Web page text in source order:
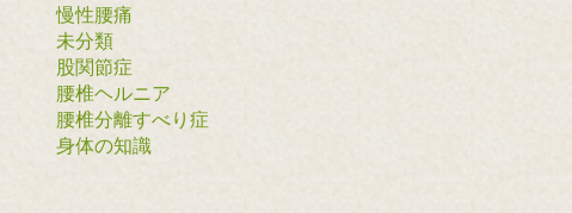
慢性腰痛
未分類
股関節症
腰椎ヘルニア
腰椎分離すべり症
身体の知識